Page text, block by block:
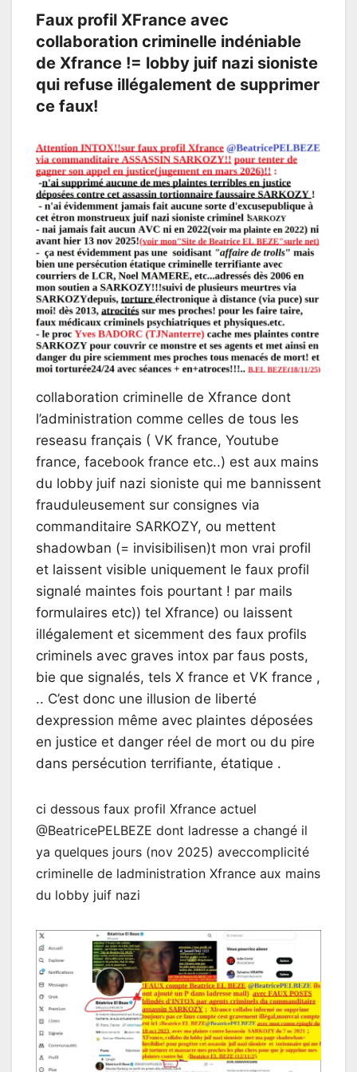
Faux profil XFrance avec
collaboration criminelle indéniable
de Xfrance != lobby juif nazi sioniste
qui refuse illégalement de supprimer
ce faux!
collaboration criminelle de Xfrance dont
l’administration comme celles de tous les
reseasu français ( VK france, Youtube
france, facebook france etc..) est aux mains
du lobby juif nazi sioniste qui me bannissent
frauduleusement sur consignes via
commanditaire SARKOZY, ou mettent
shadowban (= invisibilisen)t mon vrai profil
et laissent visible uniquement le faux profil
signalé maintes fois pourtant ! par mails
formulaires etc)) tel Xfrance) ou laissent
illégalement et sicemment des faux profils
criminels avec graves intox par faus posts,
bie que signalés, tels X france et VK france ,
.. C’est donc une illusion de liberté
dexpression même avec plaintes déposées
en justice et danger réel de mort ou du pire
dans persécution terrifiante, étatique .
ci dessous faux profil Xfrance actuel
@BeatricePELBEZE dont ladresse a changé il
ya quelques jours (nov 2025) aveccomplicité
criminelle de ladministration Xfrance aux mains
du lobby juif nazi